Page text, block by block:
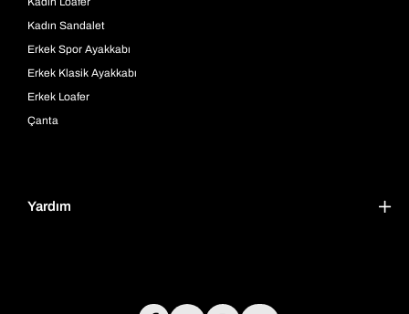
Kadın Sandalet
Erkek Spor Ayakkabı
Erkek Klasik Ayakkabı
Erkek Loafer
Çanta
Yardım